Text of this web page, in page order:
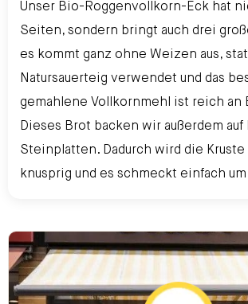
Unser Bio-Roggenvollkorn-Eck hat
Seiten, sondern bringt auch drei
es kommt ganz ohne Weizen aus,
Natursauerteig verwendet und das
gemahlene Vollkornmehl ist reich an
Dieses Brot backen wir außerdem auf
Steinplatten. Dadurch wird die Kruste
knusprig und es schmeckt einfach